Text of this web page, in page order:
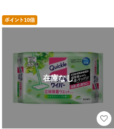
在庫なし